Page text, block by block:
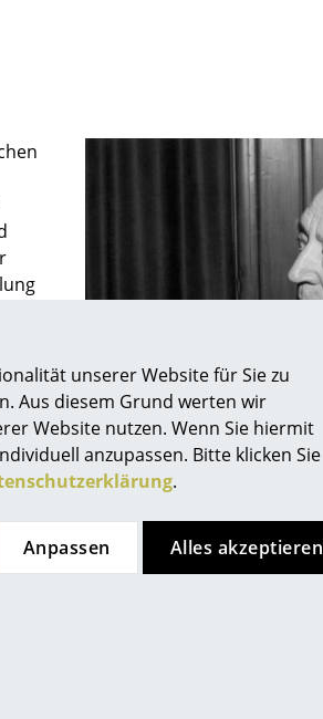
unserer Website für Sie zu
Aus diesem Grund werten wir
Website nutzen. Wenn Sie hiermit
anzupassen. Bitte klicken Sie
.
Anpassen Alles akzeptieren
Presse
das